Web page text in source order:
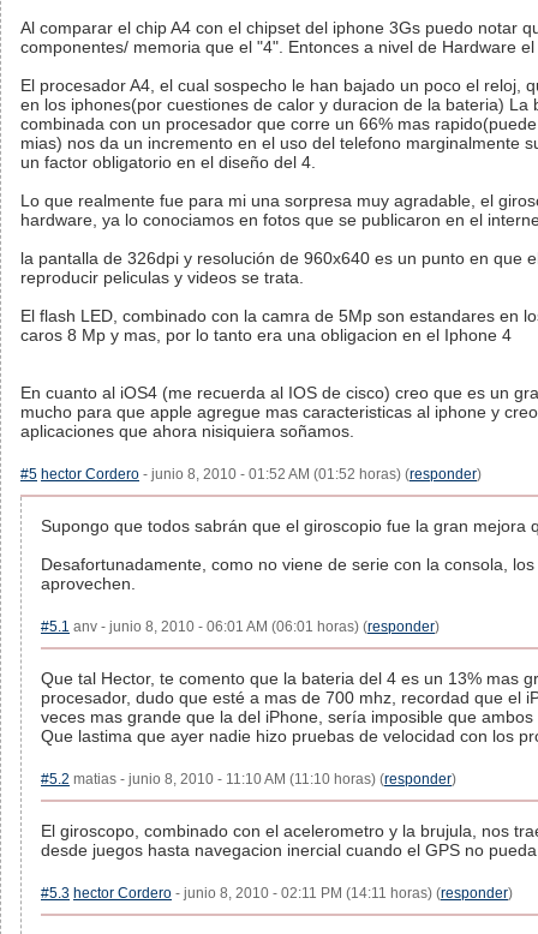
Al comparar el chip A4 con el chipset del iphone 3Gs puedo notar
componentes/ memoria que el "4". Entonces a nivel de Hardware
El procesador A4, el cual sospecho le han bajado un poco el reloj,
en los iphones(por cuestiones de calor y duracion de la bateria)
combinada con un procesador que corre un 66% mas
mias) nos da un incremento en el uso del telefono marginalmente
un factor obligatorio en el diseño del 4.
Lo que realmente fue para mi una sorpresa muy agradable, el
hardware, ya lo conociamos en fotos que se publicaron en el
la pantalla de 326dpi y resolución de 960x640 es un punto en que
reproducir peliculas y videos se trata.
El flash LED, combinado con la camra de 5Mp son estandares en
caros 8 Mp y mas, por lo tanto era una obligacion en el Iphone 4
En cuanto al iOS4 (me recuerda al IOS de cisco) creo que es un
mucho para que apple agregue mas caracteristicas al iphone y
aplicaciones que ahora nisiquiera soñamos.
#5 hector Cordero - junio 8, 2010 - 01:52 AM (01:52 horas) (responder)
Supongo que todos sabrán que el giroscopio fue la gran mejora
Desafortunadamente, como no viene de serie con la consola,
aprovechen.
#5.1 anv - junio 8, 2010 - 06:01 AM (06:01 horas) (responder)
Que tal Hector, te comento que la bateria del 4 es un 13% mas
procesador, dudo que esté a mas de 700 mhz, recordad que el
veces mas grande que la del iPhone, sería imposible que
Que lastima que ayer nadie hizo pruebas de velocidad con los
#5.2 matias - junio 8, 2010 - 11:10 AM (11:10 horas) (responder)
El giroscopo, combinado con el acelerometro y la brujula, nos
desde juegos hasta navegacion inercial cuando el GPS no
#5.3 hector Cordero - junio 8, 2010 - 02:11 PM (14:11 horas) (responder)